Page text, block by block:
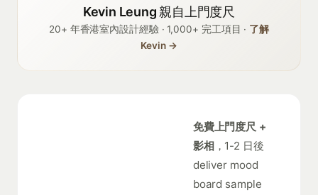
Kevin Leung 親自上門度尺
20+ 年香港室內設計經驗 · 1,000+ 完工項目 · 了解
Kevin →
免費上門度尺 +
影相，1-2 日後
deliver mood
board sample